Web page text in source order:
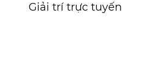
Giải trí trực tuyến